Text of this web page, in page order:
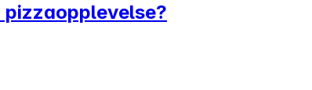
pizzaopplevelse?